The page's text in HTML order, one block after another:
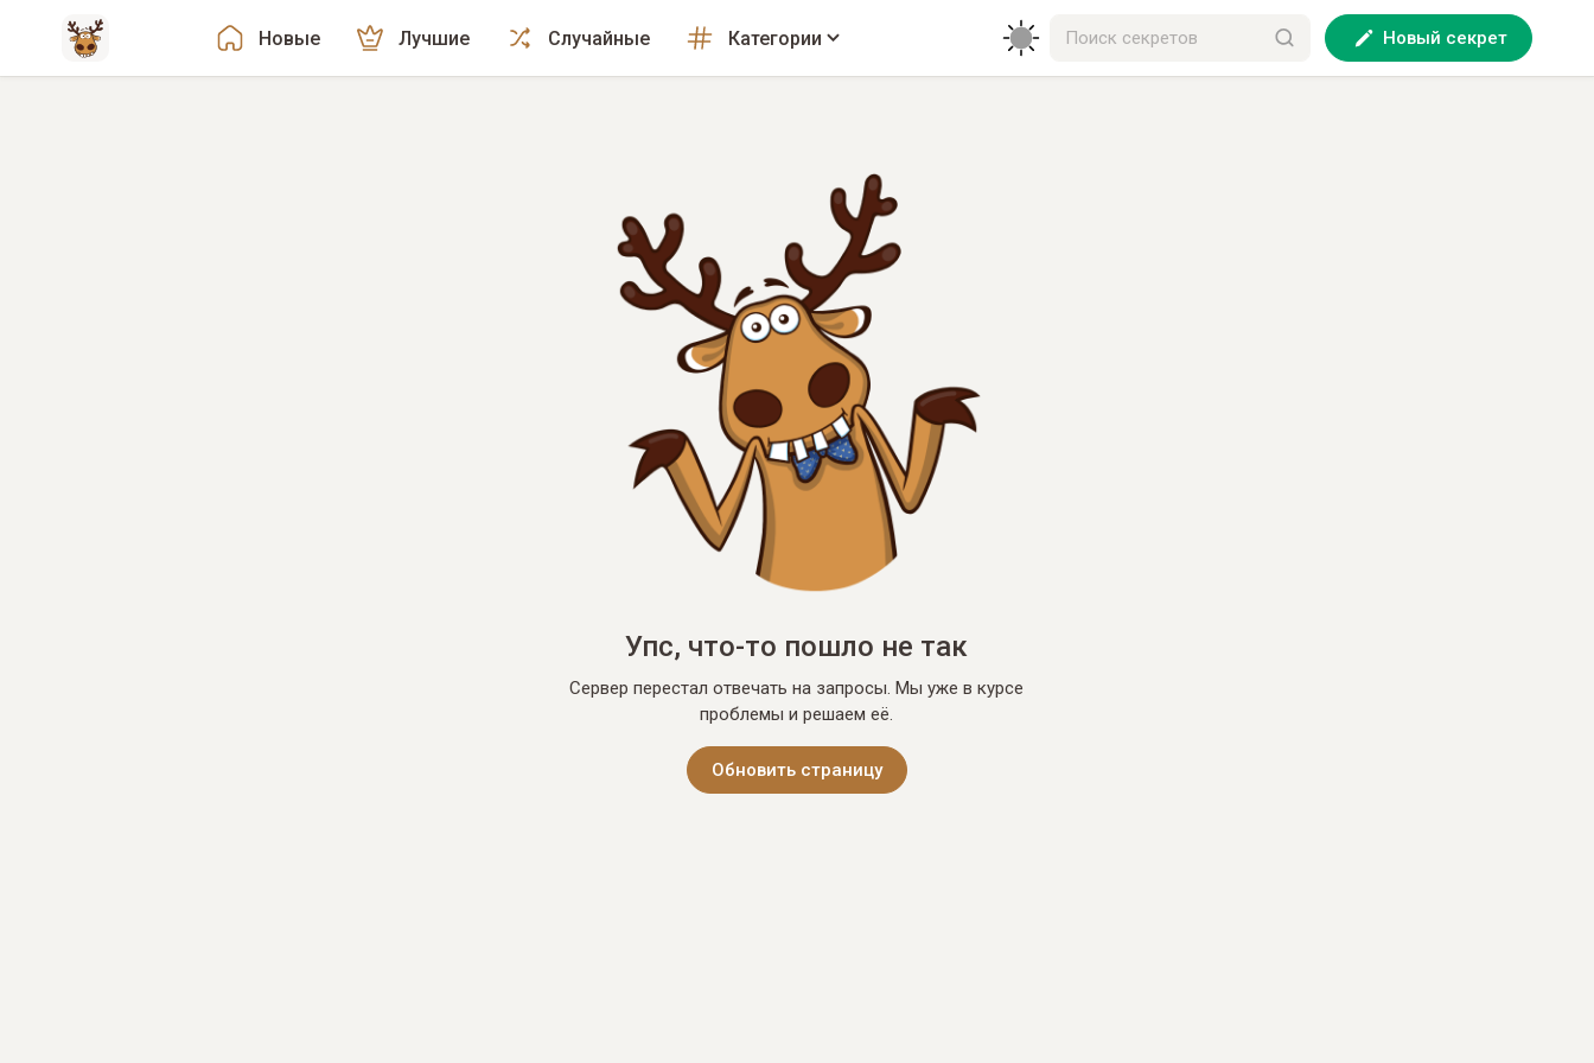
Новые Лучшие Случайные Категории Новый секрет
Упс, что-то пошло не так
Сервер перестал отвечать на запросы. Мы уже в курсе
проблемы и решаем её.
Обновить страницу